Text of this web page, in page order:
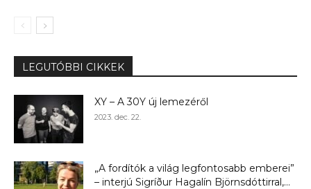
LEGUTÓBBI CIKKEK
XY – A 30Y új lemezéről
2023. dec. 22.
„A fordítók a világ legfontosabb emberei”
– interjú Sigríður Hagalín Björnsdóttirral,...